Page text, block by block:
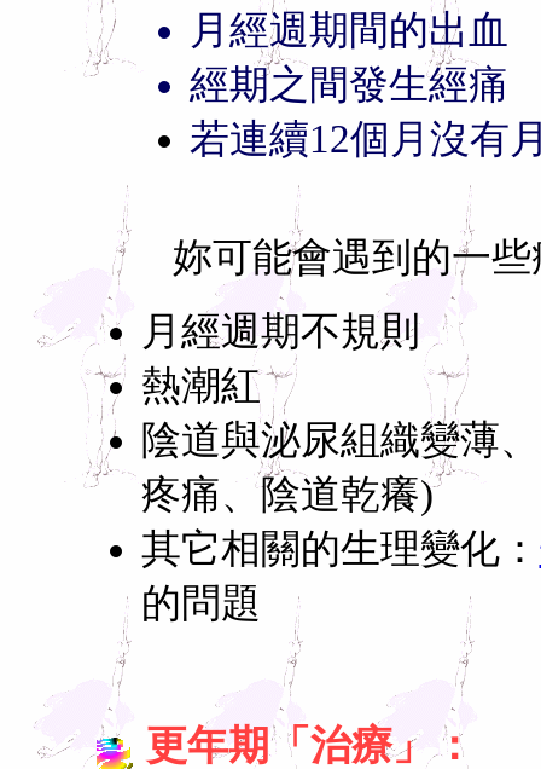
月經週期間的出血
經期之間發生經痛
若連續12個月沒有
妳可能會遇到的一些
月經週期不規則
熱潮紅
陰道與泌尿組織變薄
疼痛、陰道乾癢)
其它相關的生理變化：
的問題
更年期「治療」：